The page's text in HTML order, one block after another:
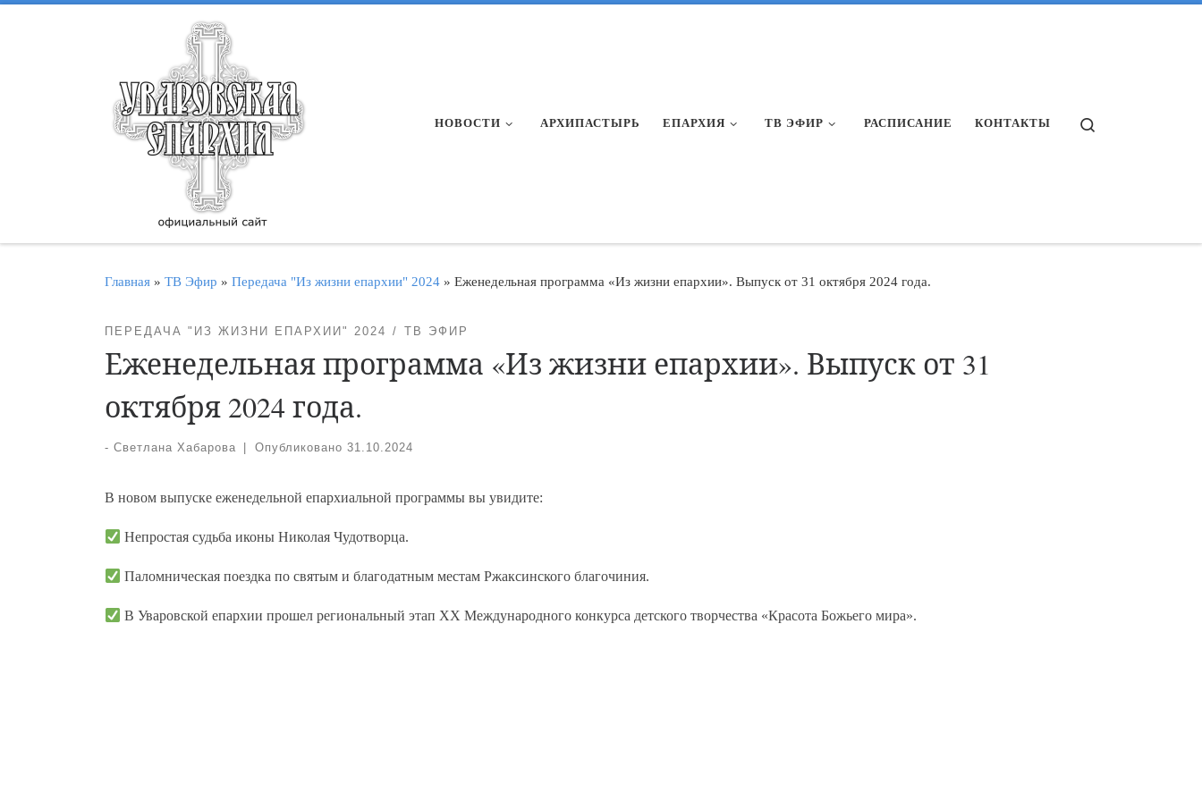
НОВОСТИ АРХИПАСТЫРЬ ЕПАРХИЯ ТВ ЭФИР РАСПИСАНИЕ КОНТАКТЫ
Главная » ТВ Эфир » Передача "Из жизни епархии" 2024 » Еженедельная программа «Из жизни епархии». Выпуск от 31 октября 2024 года.
ПЕРЕДАЧА "ИЗ ЖИЗНИ ЕПАРХИИ" 2024 ТВ ЭФИР
Еженедельная программа «Из жизни епархии». Выпуск от 31
октября 2024 года.
- Светлана Хабарова Опубликовано 31.10.2024
В новом выпуске еженедельной епархиальной программы вы увидите:
Непростая судьба иконы Николая Чудотворца.
Паломническая поездка по святым и благодатным местам Ржаксинского благочиния.
В Уваровской епархии прошел региональный этап XХ Международного конкурса детского творчества «Красота Божьего мира».